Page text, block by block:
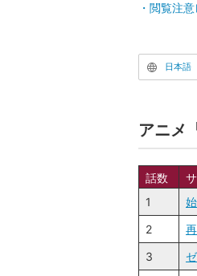
閲覧注
日本語
アニメ
話数
1
2
3